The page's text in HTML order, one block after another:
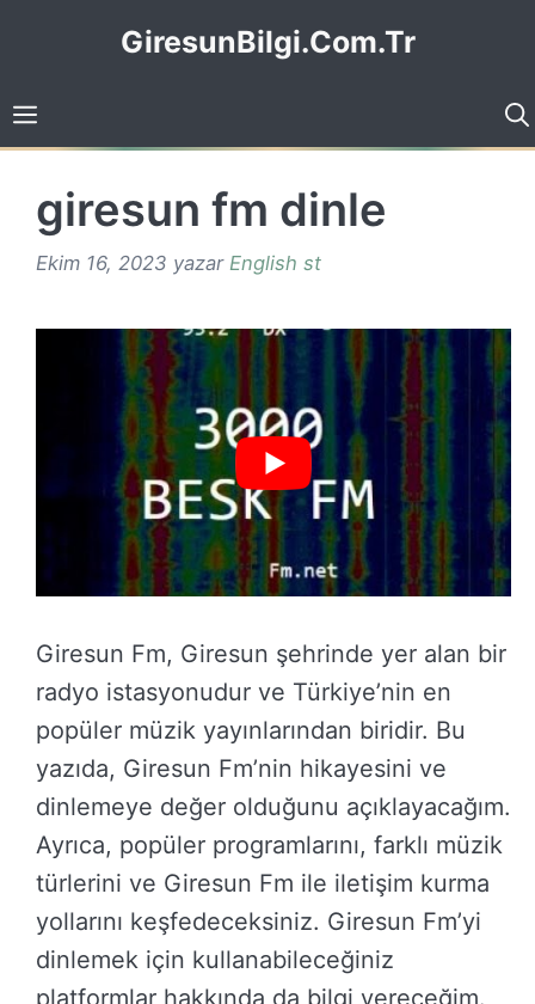
GiresunBilgi.Com.Tr
giresun fm dinle
Ekim 16, 2023 yazar English st
Giresun Fm, Giresun şehrinde yer alan bir
radyo istasyonudur ve Türkiye’nin en
popüler müzik yayınlarından biridir. Bu
yazıda, Giresun Fm’nin hikayesini ve
dinlemeye değer olduğunu açıklayacağım.
Ayrıca, popüler programlarını, farklı müzik
türlerini ve Giresun Fm ile iletişim kurma
yollarını keşfedeceksiniz. Giresun Fm’yi
dinlemek için kullanabileceğiniz
platformlar hakkında da bilgi vereceğim.